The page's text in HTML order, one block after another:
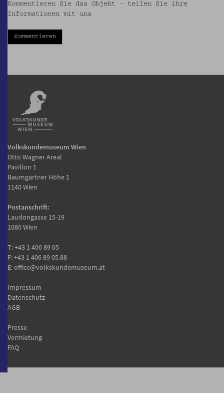
Kommentieren Sie das Objekt - teilen Sie ihre
Informationen mit uns
Kommentieren
Volkskundemuseum Wien
Otto Wagner Areal
Pavillon 1
Baumgartner Höhe 1
1140 Wien
Postanschrift:
Laudongasse 15-19
1080 Wien
T:+43 1 406 89 05
F: +43 1 406 89 05.88
E:office@volkskundemuseum.at
Impressum
Datenschutz
AGB
Presse
Vermietung
FAQ